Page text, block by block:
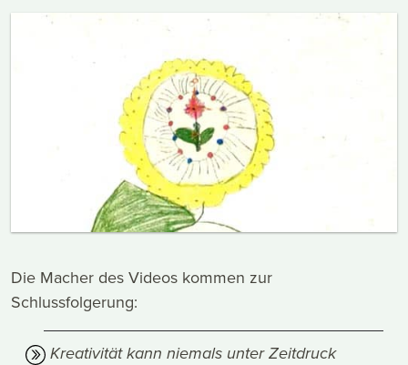
Die Macher des Videos kommen zur
Schlussfolgerung:
Kreativität kann niemals unter Zeitdruck